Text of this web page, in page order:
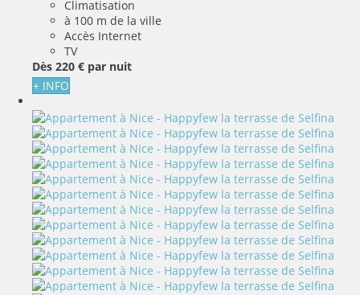
Climatisation
à 100 m de la ville
Accès Internet
TV
Dès 220 € par nuit
+ INFO